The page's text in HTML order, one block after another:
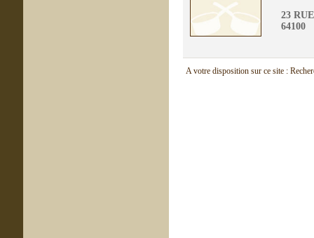
23
64100
A votre disposition sur ce site :